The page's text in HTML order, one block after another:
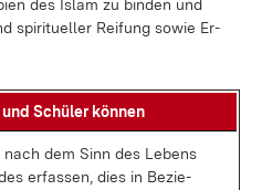
des Is­lam zu bin­den und
spi­ri­tu­el­ler Rei­fung so­wie Er­
Schü­ler kön­nen
dem Sinn des Le­bens
er­fas­sen, dies in Be­zie­